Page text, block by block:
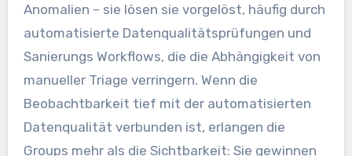
Anomalien – sie lösen sie vorgelöst, häufig durch
automatisierte Datenqualitätsprüfungen und
Sanierungs Workflows, die die Abhängigkeit von
manueller Triage verringern. Wenn die
Beobachtbarkeit tief mit der automatisierten
Datenqualität verbunden ist, erlangen die
Groups mehr als die Sichtbarkeit: Sie gewinnen